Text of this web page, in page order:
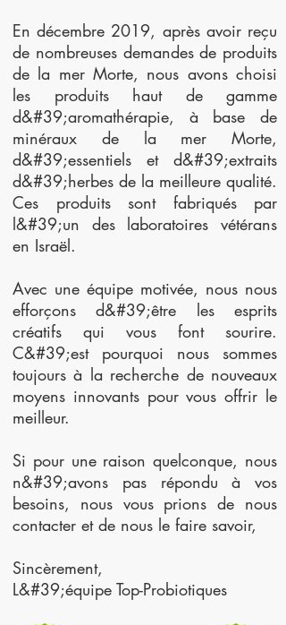
En décembre 2019, après avoir reçu
de nombreuses demandes de produits
de la mer Morte, nous avons choisi
les produits haut de gamme
d&#39;aromathérapie, à base de
minéraux de la mer Morte,
d&#39;essentiels et d&#39;extraits
d&#39;herbes de la meilleure qualité.
Ces produits sont fabriqués par
l&#39;un des laboratoires vétérans
en Israël.
Avec une équipe motivée, nous nous
efforçons d&#39;être les esprits
créatifs qui vous font sourire.
C&#39;est pourquoi nous sommes
toujours à la recherche de nouveaux
moyens innovants pour vous offrir le
meilleur.
Si pour une raison quelconque, nous
n&#39;avons pas répondu à vos
besoins, nous vous prions de nous
contacter et de nous le faire savoir,
Sincèrement,
L&#39;équipe Top-Probiotiques